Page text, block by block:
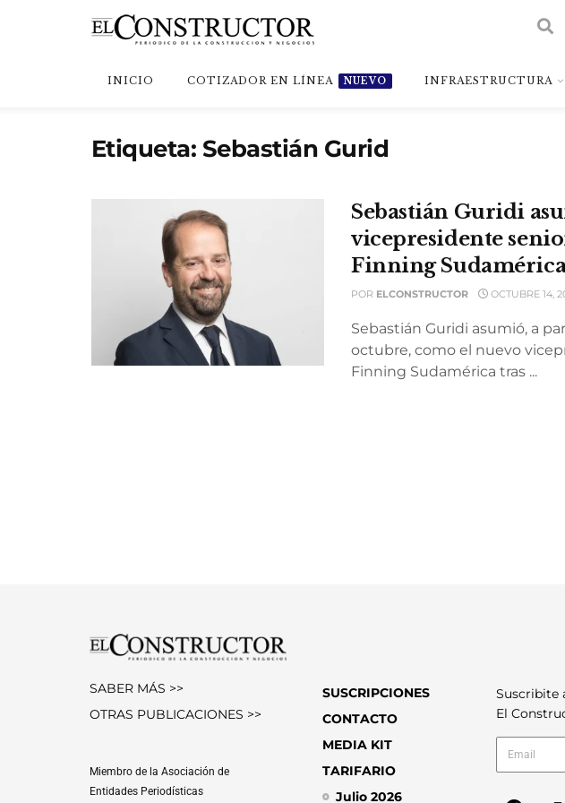
INICIO COTIZADOR EN LÍNEA NUEVO INFRAESTRUCTURA
Etiqueta: Sebastián Gurid
Sebastián Guridi
vicepresidente
Finning
POR ELCONSTRUCTOR OCTUBRE 14,
Sebastián Guridi asumió, a
octubre, como el nuevo
Finning Sudamérica tras ...
SABER MÁS >>
OTRAS PUBLICACIONES >>
Miembro de la Asociación de
Entidades Periodísticas
SUSCRIPCIONES
CONTACTO
MEDIA KIT
TARIFARIO
Julio 2026
Suscribite
El